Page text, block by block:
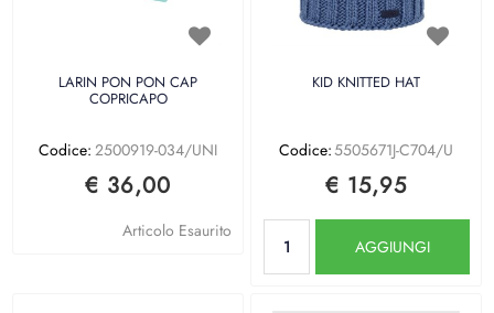
LARIN PON PON CAP
COPRICAPO
Codice: 2500919-034/UNI
€ 36,00
Articolo Esaurito
KID KNITTED HAT
Codice:5505671J-C704/U
€ 15,95
AGGIUNGI